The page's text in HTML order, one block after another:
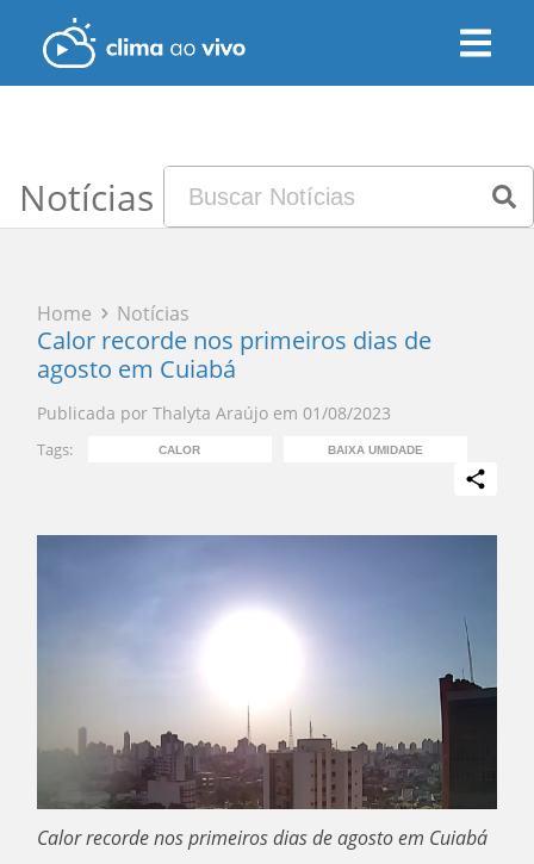
Notícias
Home Notícias
Calor recorde nos primeiros dias de
agosto em Cuiabá
Publicada por Thalyta Araújo em 01/08/2023
Tags: CALOR BAIXA UMIDADE
Calor recorde nos primeiros dias de agosto em Cuiabá